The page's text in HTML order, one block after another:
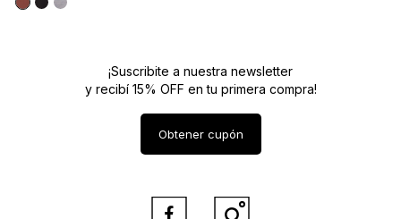
¡Suscribite a nuestra newsletter
y recibí 15% OFF en tu primera compra!
Obtener cupón